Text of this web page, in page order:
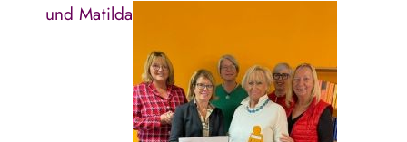
und Matilda